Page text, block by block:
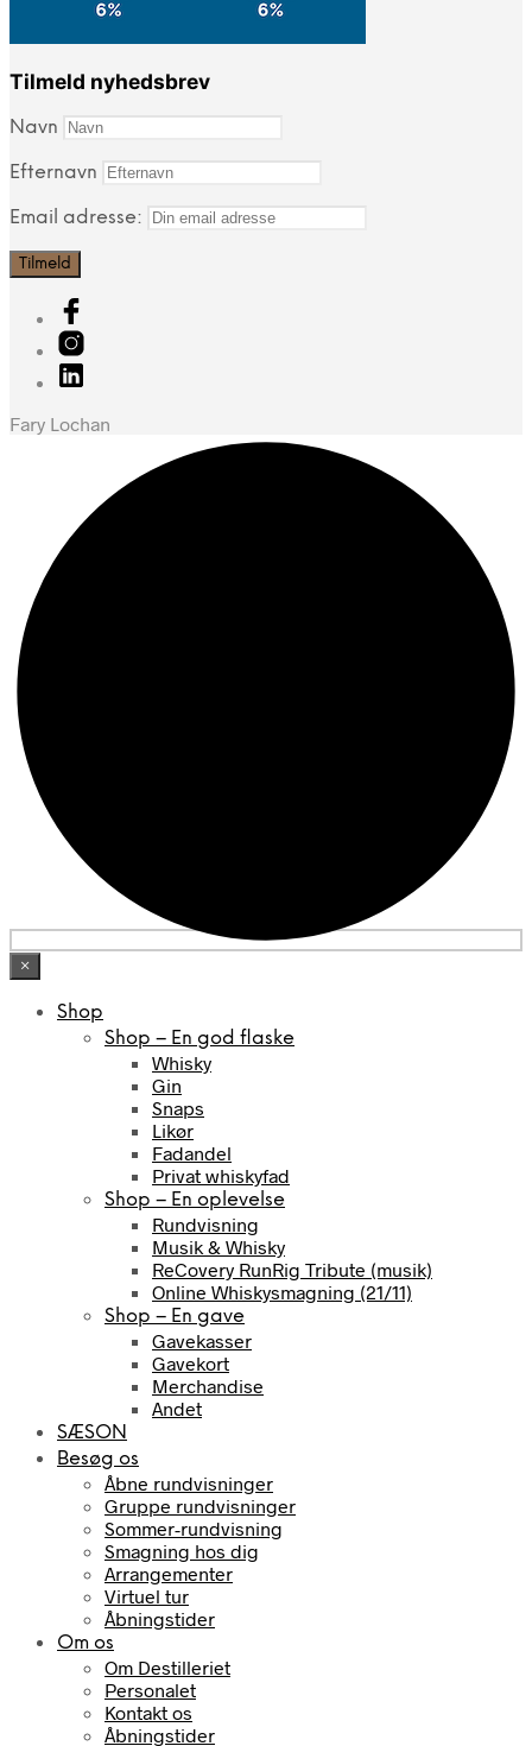
Tilmeld nyhedsbrev
Navn
Efternavn
Email adresse:
Fary Lochan
×
Shop
Shop – En god flaske
Whisky
Gin
Snaps
Likør
Fadandel
Privat whiskyfad
Shop – En oplevelse
Rundvisning
Musik & Whisky
ReCovery RunRig Tribute (musik)
Online Whiskysmagning (21/11)
Shop – En gave
Gavekasser
Gavekort
Merchandise
Andet
SÆSON
Besøg os
Åbne rundvisninger
Gruppe rundvisninger
Sommer-rundvisning
Smagning hos dig
Arrangementer
Virtuel tur
Åbningstider
Om os
Om Destilleriet
Personalet
Kontakt os
Åbningstider